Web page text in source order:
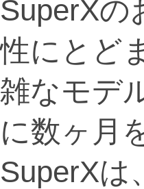
SuperXの
性にとど
雑なモデ
に数ヶ月
SuperXは